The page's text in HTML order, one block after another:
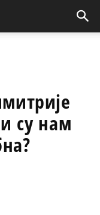
су нам